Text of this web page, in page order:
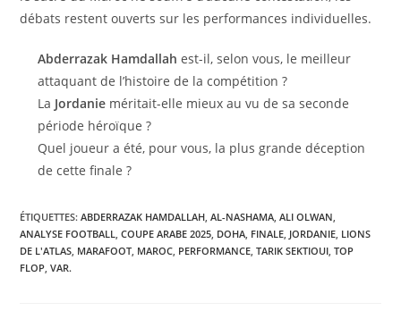
débats restent ouverts sur les performances individuelles.
Abderrazak Hamdallah est-il, selon vous, le meilleur
attaquant de l’histoire de la compétition ?
La Jordanie méritait-elle mieux au vu de sa seconde
période héroïque ?
Quel joueur a été, pour vous, la plus grande déception
de cette finale ?
ÉTIQUETTES:ABDERRAZAK HAMDALLAH, AL-NASHAMA, ALI OLWAN,
ANALYSE FOOTBALL, COUPE ARABE 2025, DOHA, FINALE, JORDANIE, LIONS
DE L'ATLAS, MARAFOOT, MAROC, PERFORMANCE, TARIK SEKTIOUI, TOP
FLOP, VAR.